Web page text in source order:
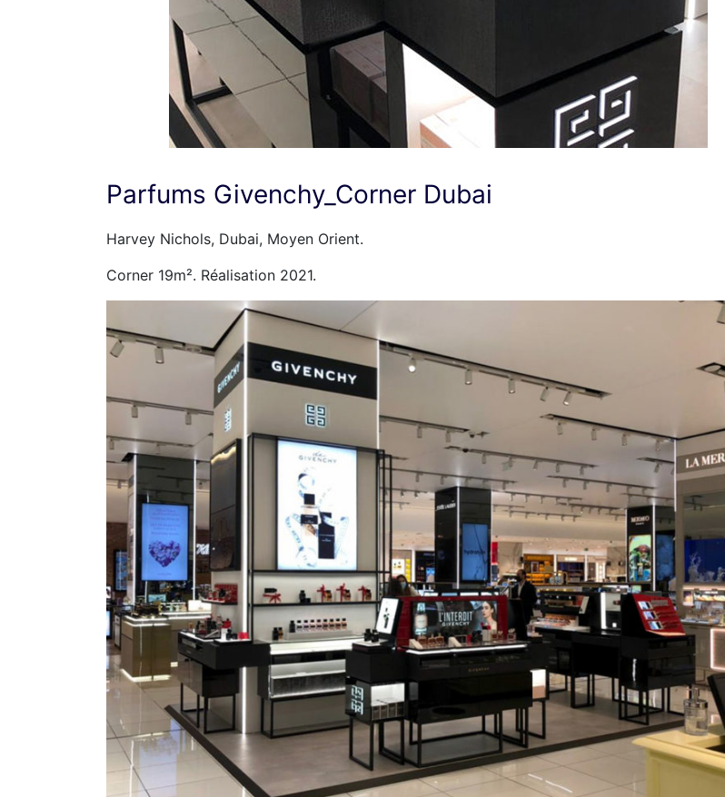
Parfums Givenchy_Corner Dubai
Harvey Nichols, Dubai, Moyen Orient.
Corner 19m². Réalisation 2021.